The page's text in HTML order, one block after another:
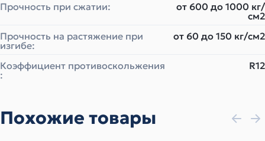
Прочность при сжатии:
от 600 до 1000 кг/
см2
Прочность на растяжение при
изгибе:
от 60 до 150 кг/см2
Коэффициент противоскольжения
:
R12
Похожие товары